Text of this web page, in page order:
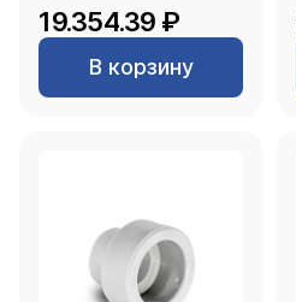
90х3, белый, RTP
19.354.39 ₽
В корзину